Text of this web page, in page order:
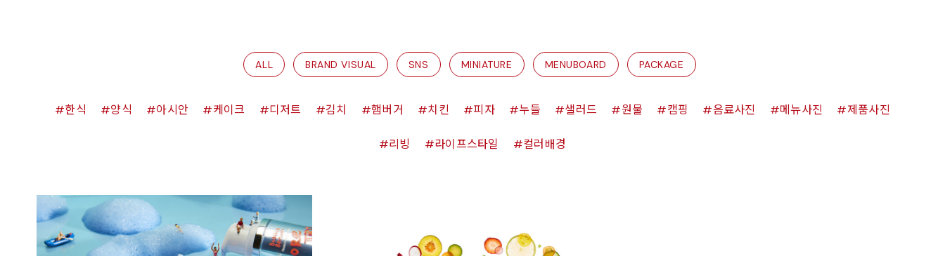
ALL BRAND VISUAL SNS MINIATURE MENUBOARD PACKAGE
한식 양식 아시안 케이크 디저트 김치 햄버거 치킨 피자 누들 샐러드 원물 캠핑 음료사진 메뉴사진 제품사진
리빙 라이프스타일 컬러배경